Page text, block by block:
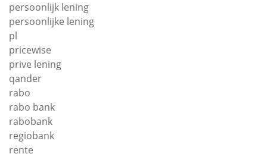
persoonlijk lening
persoonlijke lening
pl
pricewise
prive lening
qander
rabo
rabo bank
rabobank
regiobank
rente